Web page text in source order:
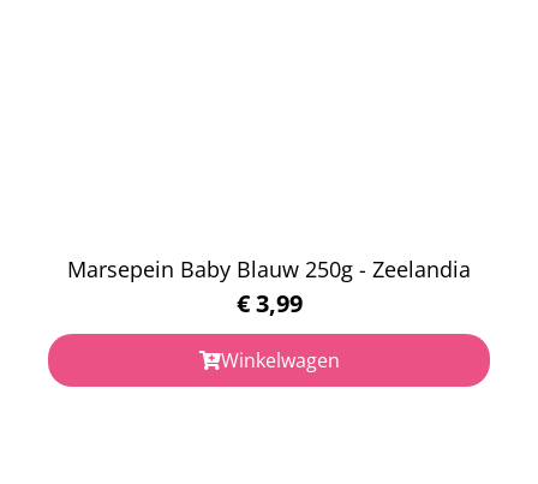
Marsepein Baby Blauw 250g - Zeelandia
€3,99
Winkelwagen